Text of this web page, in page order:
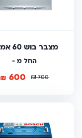
מצבר בוש 60 אמפר
החל מ -
700
₪
600
₪